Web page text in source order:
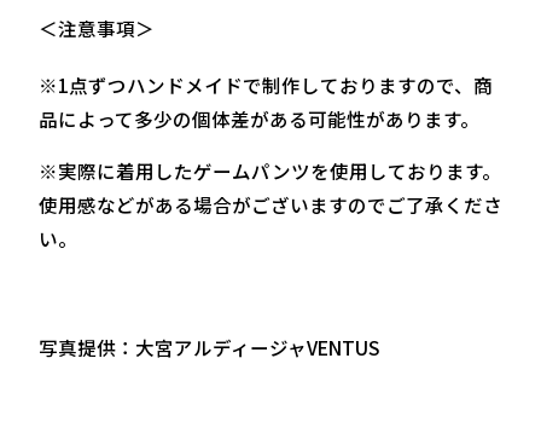
＜注意事項＞
※1点ずつハンドメイドで制作しておりますので、商
品によって多少の個体差がある可能性があります。
※実際に着用したゲームパンツを使用しております。
使用感などがある場合がございますのでご了承くださ
い。
写真提供：大宮アルディージャVENTUS